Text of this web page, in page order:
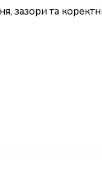
зазори та